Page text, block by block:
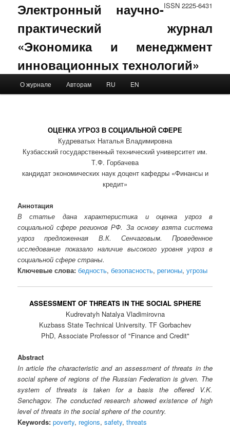
ISSN 2225-6431
Электронный научно-
практический журнал
«Экономика и менеджмент
инновационных технологий»
Skip to primary content
Skip to secondary content
О журнале Авторам RU EN
ОЦЕНКА УГРОЗ В СОЦИАЛЬНОЙ СФЕРЕ
Кудреватых Наталья Владимировна
Кузбасский государственный технический университет им.
Т.Ф. Горбачева
кандидат экономических наук доцент кафедры «Финансы и
кредит»
Аннотация
В статье дана характеристика и оценка угроз в
социальной сфере регионов РФ. За основу взята система
угроз предложенная В.К. Сенчаговым. Проведенное
исследование показало наличие высокого уровня угроз в
социальной сфере страны.
Ключевые слова: бедность,безопасность,регионы,угрозы
ASSESSMENT OF THREATS IN THE SOCIAL SPHERE
Kudrevatyh Natalya Vladimirovna
Kuzbass State Technical University. TF Gorbachev
PhD, Associate Professor of "Finance and Credit"
Abstract
In article the characteristic and an assessment of threats in the
social sphere of regions of the Russian Federation is given. The
system of threats is taken for a basis the offered V.K.
Senchagov. The conducted research showed existence of high
level of threats in the social sphere of the country.
Keywords: poverty, regions,safety,threats